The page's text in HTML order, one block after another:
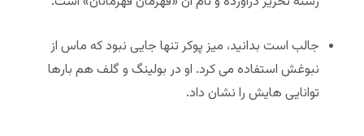
جالب است بدانید، میز پوکر تنها جایی نبود که ماس از
نبوغش استفاده می کرد. او در بولینگ و گلف هم بارها
توانایی هایش را نشان داد.